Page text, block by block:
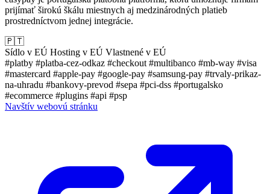
prijímať širokú škálu miestnych aj medzinárodných platieb
prostredníctvom jednej integrácie.
🇵🇹
Sídlo v EÚ Hosting v EÚ Vlastnené v EÚ
#platby #platba-cez-odkaz #checkout #multibanco #mb-way #visa
#mastercard #apple-pay #google-pay #samsung-pay #trvaly-prikaz-
na-uhradu #bankovy-prevod #sepa #pci-dss #portugalsko
#ecommerce #plugins #api #psp
Navštív webovú stránku